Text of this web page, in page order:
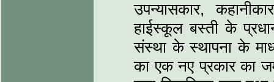
उपन्‍यासकार,
हाईस्‍कूल बस्‍ती के
संस्‍था के स्‍थापना के
का एक नए प्रकार का